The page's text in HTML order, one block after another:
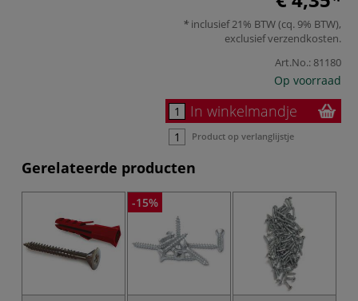
inclusief 21% BTW (cq. 9% BTW),
exclusiefverzendkosten.
Art.No.: 81180
Op voorraad
In winkelmandje
Product op verlanglijstje
Gerelateerde producten
-15%